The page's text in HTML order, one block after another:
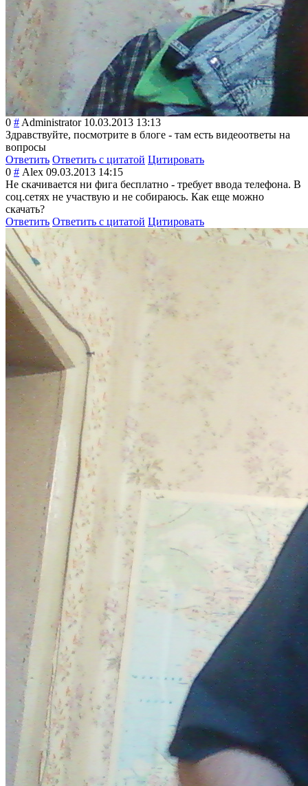
0 # Administrator 10.03.2013 13:13
Здравствуйте, посмотрите в блоге - там есть видеоответы на
вопросы
Ответить Ответить с цитатой Цитировать
0 # Аlex 09.03.2013 14:15
Не скачивается ни фига бесплатно - требует ввода телефона. В
соц.сетях не участвую и не собираюсь. Как еще можно
скачать?
Ответить Ответить с цитатой Цитировать